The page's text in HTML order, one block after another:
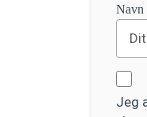
Navn
Jeg